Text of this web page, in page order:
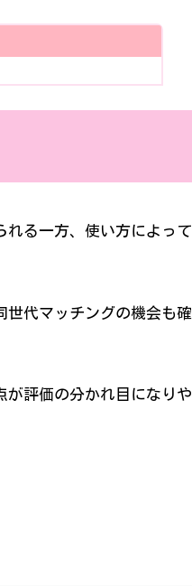
れる一方、使い方によって
世代マッチングの機会も確
が評価の分かれ目になりや